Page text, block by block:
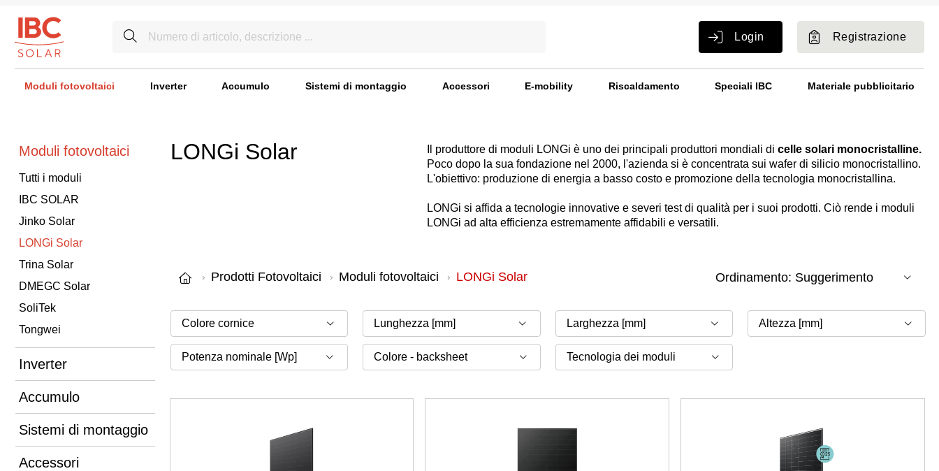
Login Registrazione
Moduli fotovoltaici Inverter Accumulo Sistemi di montaggio Accessori E-mobility Riscaldamento Speciali IBC Materiale pubblicitario
Moduli fotovoltaici
Tutti i moduli
IBC SOLAR
Jinko Solar
LONGi Solar
Trina Solar
DMEGC Solar
SoliTek
Tongwei
Inverter
Accumulo
Sistemi di montaggio
Accessori
LONGi Solar Il produttore di moduli LONGi è uno dei principali produttori mondiali di celle solari monocristalline.
Poco dopo la sua fondazione nel 2000, l'azienda si è concentrata sui wafer di silicio monocristallino.
L'obiettivo: produzione di energia a basso costo e promozione della tecnologia monocristallina.
LONGi si affida a tecnologie innovative e severi test di qualità per i suoi prodotti. Ciò rende i moduli
LONGi ad alta efficienza estremamente affidabili e versatili.
Prodotti Fotovoltaici Moduli fotovoltaici LONGi Solar
Lunghezza [mm] Larghezza [mm]
Potenza nominale [Wp]